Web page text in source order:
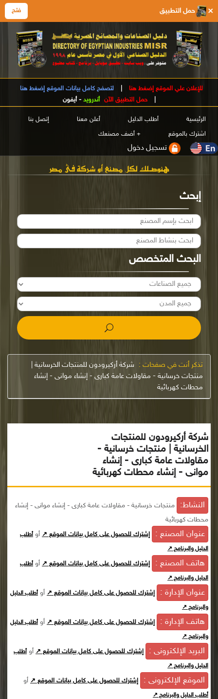
× حمل التطبيق فتح
للإعلان علي الموقع إضغط هنا
لتصفح كامل بيانات الموقع إضغط هنا
حمل التطبيق الآن أندرويد - أيفون
الرئيسية أطلب الدليل أعلن معنا
إتصل بنا
اشترك بالموقع
+ أضف مصنعك
تسجيل دخول
إبحث
البحث المتخصص
تذكر أنت في صفحات :
شركة أركيرودون للمنتجات الخرسانية |
منتجات خرسانية - مقاولات عامة كبارى - إنشاء موانى - إنشاء
محطات كهربائية
شركة أركيرودون للمنتجات
الخرسانية | منتجات خرسانية -
مقاولات عامة كبارى - إنشاء
موانى - إنشاء محطات كهربائية
النشاط:
منتجات خرسانية - مقاولات عامة كبارى - إنشاء موانى - إنشاء
محطات كهربائية
عنوان المصنع : إشترك للحصول على كامل بيانات الموقع ↗ أو أطلب
الدليل والبرنامج ↗
هاتف المصنع : إشترك للحصول على كامل بيانات الموقع ↗ أو أطلب
الدليل والبرنامج ↗
عنوان الإدارة : إشترك للحصول على كامل بيانات الموقع ↗ أو أطلب الدليل
والبرنامج ↗
هاتف الإدارة : إشترك للحصول على كامل بيانات الموقع ↗ أو أطلب الدليل
والبرنامج ↗
البريد الإلكترونى : إشترك للحصول على كامل بيانات الموقع ↗ أو أطلب
الدليل والبرنامج ↗
الموقع الإلكترونى : إشترك للحصول على كامل بيانات الموقع ↗ أو
أطلب الدليل والبرنامج ↗